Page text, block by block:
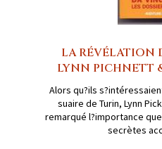
LA RÉVÉLATION
LYNN PICHNETT
Alors qu?ils
suaire de Turin, Lynn
remarqué l?importance
secrètes